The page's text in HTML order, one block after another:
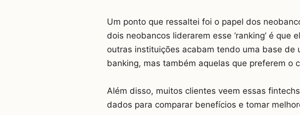
Um ponto que ressaltei foi o papel dos
dois neobancos liderarem esse ‘ranking’ é
outras instituições acabam tendo uma base
banking, mas também aquelas que preferem o
Além disso, muitos clientes veem essas
dados para comparar benefícios e tomar